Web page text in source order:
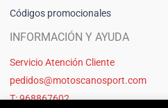
Códigos promocionales
INFORMACIÓN Y AYUDA
Servicio Atención Cliente
pedidos@motoscanosport.com
T: 968867602